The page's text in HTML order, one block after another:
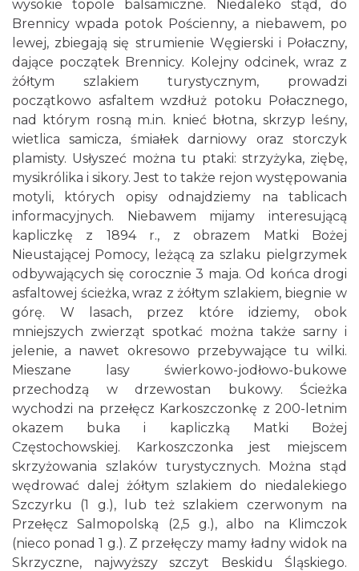
wysokie topole balsamiczne. Niedaleko stąd, do
Brennicy wpada potok Pościenny, a niebawem, po
lewej, zbiegają się strumienie Węgierski i Połaczny,
dające początek Brennicy. Kolejny odcinek, wraz z
żółtym szlakiem turystycznym, prowadzi
początkowo asfaltem wzdłuż potoku Połacznego,
nad którym rosną m.in. knieć błotna, skrzyp leśny,
wietlica samicza, śmiałek darniowy oraz storczyk
plamisty. Usłyszeć można tu ptaki: strzyżyka, ziębę,
mysikrólika i sikory. Jest to także rejon występowania
motyli, których opisy odnajdziemy na tablicach
informacyjnych. Niebawem mijamy interesującą
kapliczkę z 1894 r., z obrazem Matki Bożej
Nieustającej Pomocy, leżącą za szlaku pielgrzymek
odbywających się corocznie 3 maja. Od końca drogi
asfaltowej ścieżka, wraz z żółtym szlakiem, biegnie w
górę. W lasach, przez które idziemy, obok
mniejszych zwierząt spotkać można także sarny i
jelenie, a nawet okresowo przebywające tu wilki.
Mieszane lasy świerkowo-jodłowo-bukowe
przechodzą w drzewostan bukowy. Ścieżka
wychodzi na przełęcz Karkoszczonkę z 200-letnim
okazem buka i kapliczką Matki Bożej
Częstochowskiej. Karkoszczonka jest miejscem
skrzyżowania szlaków turystycznych. Można stąd
wędrować dalej żółtym szlakiem do niedalekiego
Szczyrku (1 g.), lub też szlakiem czerwonym na
Przełęcz Salmopolską (2,5 g.), albo na Klimczok
(nieco ponad 1 g.). Z przełęczy mamy ładny widok na
Skrzyczne, najwyższy szczyt Beskidu Śląskiego.